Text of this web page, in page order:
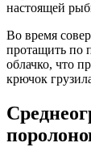
настоящей
Во время
протащить по
облачко, что
крючок